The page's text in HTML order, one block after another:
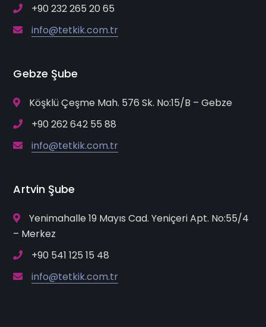
+90 232 265 20 65
info@tetkik.com.tr
Gebze Şube
Köşklü Çeşme Mah. 576 Sk. No:15/B – Gebze
+90 262 642 55 88
info@tetkik.com.tr
Artvin Şube
Yenimahalle 19 Mayıs Cad. Yeniçeri Apt. No:55/4
– Merkez
+90 541 125 15 48
info@tetkik.com.tr